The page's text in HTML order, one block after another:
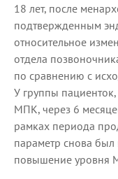
18 лет, после
подтвержденным
относительное
отдела
по сравнению с
У группы
МПК, через 6
рамках периода
параметр снова был
повышение уровня